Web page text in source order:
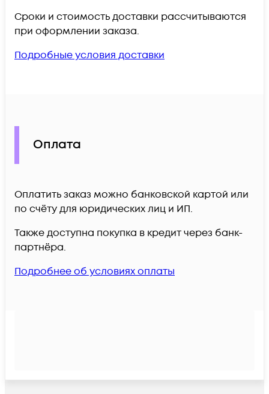
Сроки и стоимость доставки рассчитываются
при оформлении заказа.
Подробные условия доставки
Оплата
Оплатить заказ можно банковской картой или
по счёту для юридических лиц и ИП.
Также доступна покупка в кредит через банк-
партнёра.
Подробнее об условиях оплаты